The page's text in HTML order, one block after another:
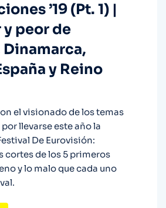
’19 (Pt. 1) |
y peor de
y Reino
el visionado de los temas
llevarse este año la
De Eurovisión:
cortes de los 5 primeros
y lo malo que cada uno